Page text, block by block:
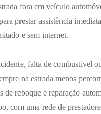
fora em veículo
prestar assistência
e sem internet.
falta de combustível
na estrada menos
de reboque e reparação
com uma rede de